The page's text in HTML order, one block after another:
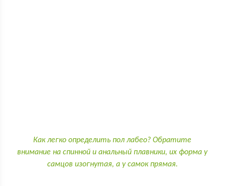
Как легко определить пол лабео? Обратите
внимание на спинной и анальный плавники, их форма у
самцов изогнутая, а у самок прямая.